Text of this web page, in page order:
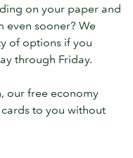
on your paper and
even sooner? We
of options if you
through Friday.
our free economy
to you without